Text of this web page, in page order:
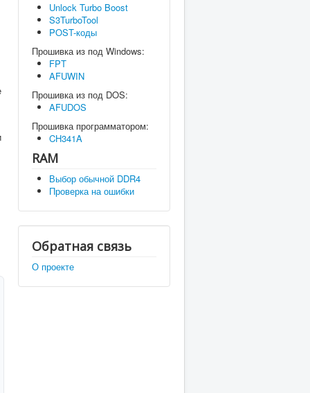
Unlock Turbo Boost
S3TurboTool
POST-коды
Прошивка из под Windows:
FPT
AFUWIN
Прошивка из под DOS:
AFUDOS
Прошивка программатором:
CH341A
RAM
Выбор обычной DDR4
Проверка на ошибки
Обратная связь
О проекте